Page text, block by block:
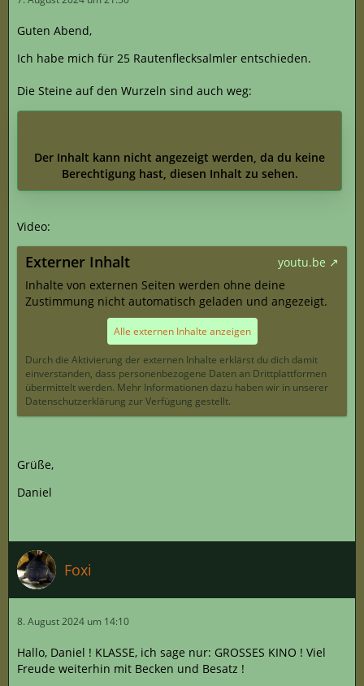
Guten Abend,
Ich habe mich für 25 Rautenflecksalmler entschieden.
Die Steine auf den Wurzeln sind auch weg:
Der Inhalt kann nicht angezeigt werden, da du keine
Berechtigung hast, diesen Inhalt zu sehen.
Video:
Externer Inhalt
youtu.be
Inhalte von externen Seiten werden ohne deine
Zustimmung nicht automatisch geladen und angezeigt.
Alle externen Inhalte anzeigen
Durch die Aktivierung der externen Inhalte erklärst du dich damit
einverstanden, dass personenbezogene Daten an Drittplattformen
übermittelt werden. Mehr Informationen dazu haben wir in unserer
Datenschutzerklärung zur Verfügung gestellt.
Grüße,
Daniel
Foxi
8. August 2024 um 14:10
Hallo, Daniel ! KLASSE, ich sage nur: GROSSES KINO ! Viel
Freude weiterhin mit Becken und Besatz !